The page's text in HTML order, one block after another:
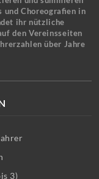
und Choreografien in
ihr nützliche
den Vereinsseiten
über Jahre
3)